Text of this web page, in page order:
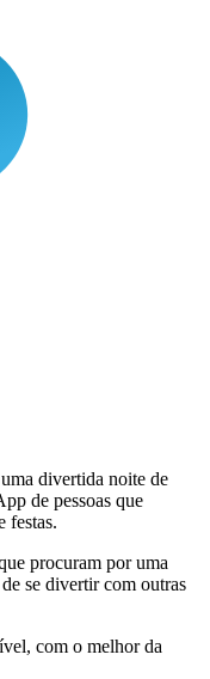
divertida noite de
de pessoas que
festas.
procuram por uma
se divertir com outras
com o melhor da